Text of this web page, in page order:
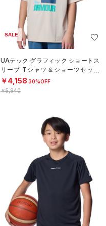
SALE
UAテック グラフィック ショートス
リーブ Tシャツ＆ショーツセット
（トレーニング/BOYS）
￥4,158 30%OFF
￥5,940